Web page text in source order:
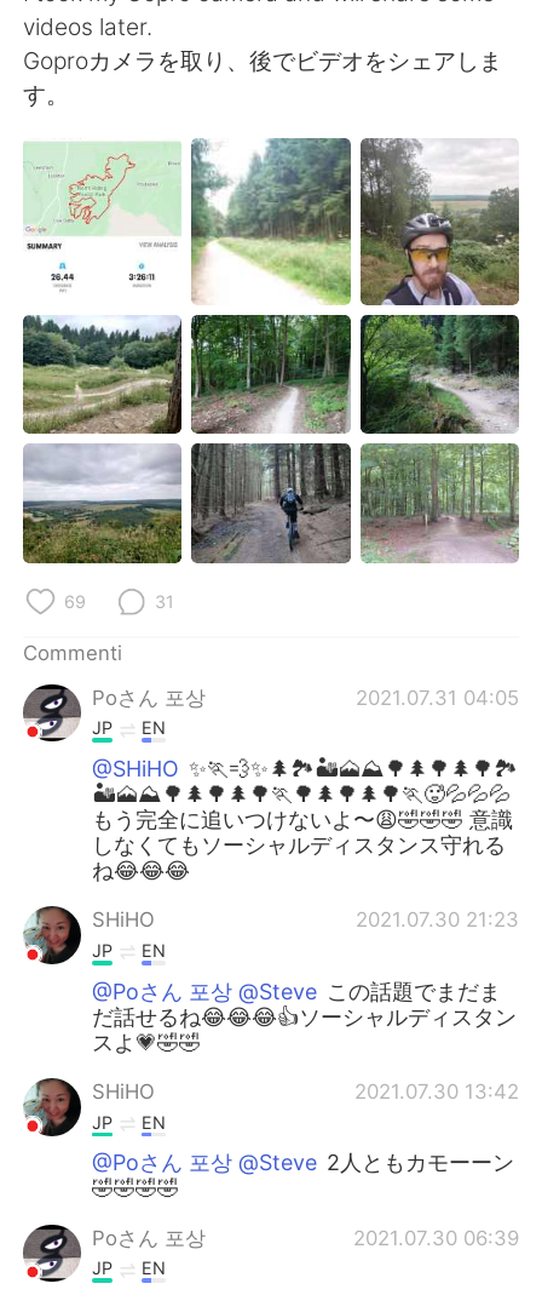
videos later.
Goproカメラを取り、後でビデオをシェアしま
す。
69 31
Commenti
Poさん 포상
2021.07.31 04:05
JP EN
@SHiHO ✨🏃💨✨🌲🏞️🏜️🗻⛰️🌳🌲🌳🌲🌳🏞️
🏜️🗻⛰️🌳🌲🌳🌲🌳🏃🌳🌲🌳🌲🌳🏃🥵💦💦💦
もう完全に追いつけないよ〜😩🤣🤣🤣 意識
しなくてもソーシャルディスタンス守れる
ね😂😂😂
SHiHO 2021.07.30 21:23
JP EN
@Poさん 포상 @Steve この話題でまだま
だ話せるね😂😂😂👍ソーシャルディスタン
スよ💗🤣🤣
SHiHO 2021.07.30 13:42
JP EN
@Poさん 포상 @Steve 2人ともカモーーン
🤣🤣🤣🤣
Poさん 포상 2021.07.30 06:39
JP EN